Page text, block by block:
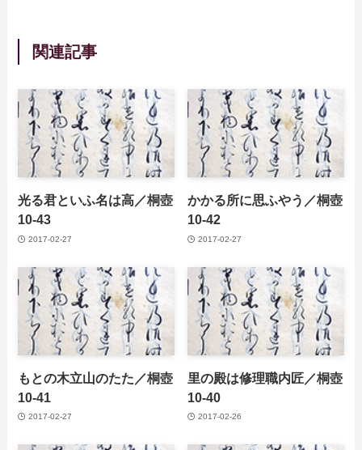
関連記事
光る君といふ名は高／桐壺
10-43
2017-02-27
かかる所に思ふやう／桐壺
10-42
2017-02-27
もとの木立山のたた／桐壺
10-41
2017-02-27
里の殿は修理職内匠／桐壺
10-40
2017-02-26